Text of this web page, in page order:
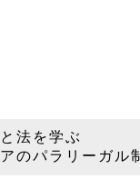
法を学ぶ
のパラリーガル